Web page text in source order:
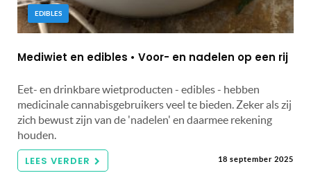
EDIBLES
Mediwiet en edibles • Voor- en nadelen op een rij
Eet- en drinkbare wietproducten - edibles - hebben
medicinale cannabisgebruikers veel te bieden. Zeker als zij
zich bewust zijn van de 'nadelen' en daarmee rekening
houden.
LEES VERDER 18 september 2025